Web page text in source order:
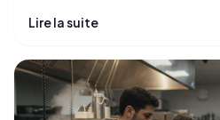
Lire la suite